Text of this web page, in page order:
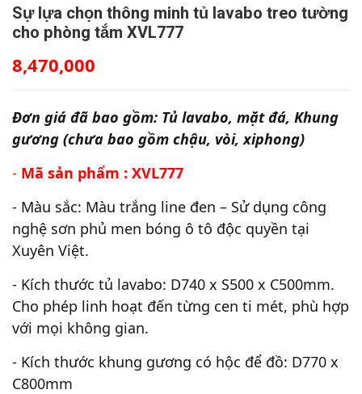
Sự lựa chọn thông minh tủ lavabo treo tường
cho phòng tắm XVL777
8,470,000
Đơn giá đã bao gồm: Tủ lavabo, mặt đá, Khung
gương (chưa bao gồm chậu, vòi, xiphong)
- Mã sản phẩm : XVL777
- Màu sắc: Màu trắng line đen – Sử dụng công
nghệ sơn phủ men bóng ô tô độc quyền tại
Xuyên Việt.
- Kích thước tủ lavabo: D740 x S500 x C500mm.
Cho phép linh hoạt đến từng cen ti mét, phù hợp
với mọi không gian.
- Kích thước khung gương có hộc để đồ: D770 x
C800mm